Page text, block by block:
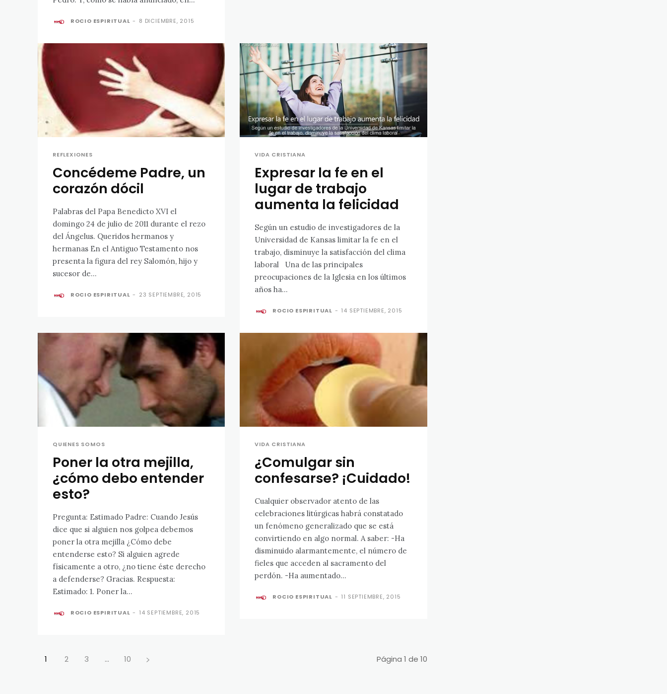
ROCIO ESPIRITUAL - 8 DICIEMBRE, 2015
REFLEXIONES
Concédeme Padre, un
corazón dócil
Palabras del Papa Benedicto XVI el
domingo 24 de julio de 2011 durante el rezo
del Ángelus. Queridos hermanos y
hermanas En el Antiguo Testamento nos
presenta la figura del rey Salomón, hijo y
sucesor de...
ROCIO ESPIRITUAL - 23 SEPTIEMBRE, 2015
VIDA CRISTIANA
Expresar la fe en el
lugar de trabajo
aumenta la felicidad
Según un estudio de investigadores de la
Universidad de Kansas limitar la fe en el
trabajo, disminuye la satisfacción del clima
laboral Una de las principales
preocupaciones de la Iglesia en los últimos
años ha...
ROCIO ESPIRITUAL - 14 SEPTIEMBRE, 2015
QUIENES SOMOS
Poner la otra mejilla,
¿cómo debo entender
esto?
Pregunta: Estimado Padre: Cuando Jesús
dice que si alguien nos golpea debemos
poner la otra mejilla ¿Cómo debe
entenderse esto? Si alguien agrede
físicamente a otro, ¿no tiene éste derecho
a defenderse? Gracias. Respuesta:
Estimado: 1. Poner la...
ROCIO ESPIRITUAL - 14 SEPTIEMBRE, 2015
VIDA CRISTIANA
¿Comulgar sin
confesarse? ¡Cuidado!
Cualquier observador atento de las
celebraciones litúrgicas habrá constatado
un fenómeno generalizado que se está
convirtiendo en algo normal. A saber: -Ha
disminuido alarmantemente, el número de
fieles que acceden al sacramento del
perdón. -Ha aumentado...
ROCIO ESPIRITUAL - 11 SEPTIEMBRE, 2015
1 2 3 ... 10 Página 1 de 10